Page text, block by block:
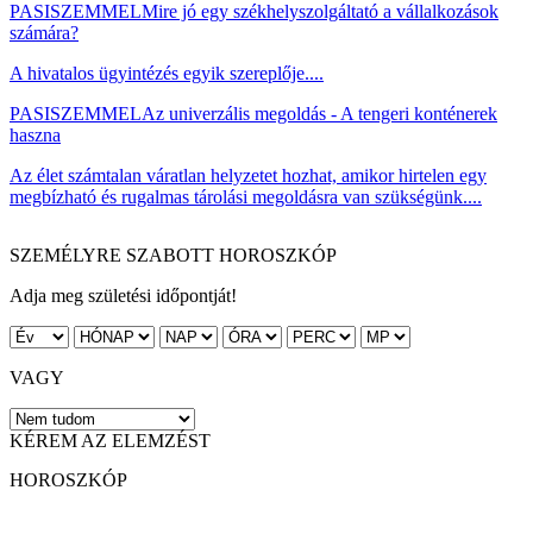
PASISZEMMELMire jó egy székhelyszolgáltató a vállalkozások
számára?
A hivatalos ügyintézés egyik szereplője....
PASISZEMMELAz univerzális megoldás - A tengeri konténerek
haszna
Az élet számtalan váratlan helyzetet hozhat, amikor hirtelen egy
megbízható és rugalmas tárolási megoldásra van szükségünk....
SZEMÉLYRE SZABOTT HOROSZKÓP
Adja meg születési időpontját!
VAGY
KÉREM AZ ELEMZÉST
HOROSZKÓP